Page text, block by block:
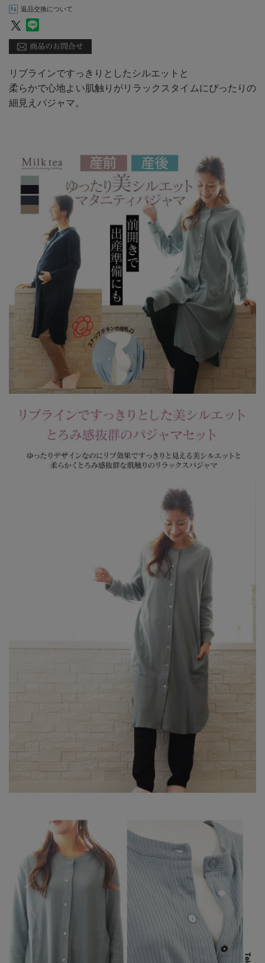
返品交換について
リブラインですっきりとしたシルエットと
柔らかで心地よい肌触りがリラックスタイムにぴったりの
細見えパジャマ。